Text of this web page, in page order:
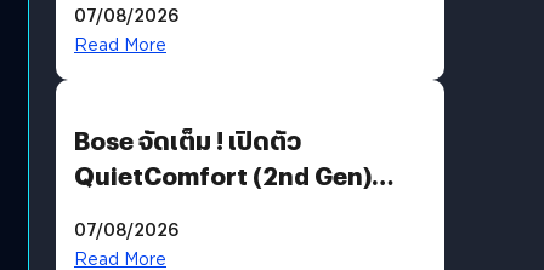
มีภาษาไทยด้วย
07/08/2026
Read More
Bose จัดเต็ม ! เปิดตัว
QuietComfort (2nd Gen)
07/08/2026
Read More